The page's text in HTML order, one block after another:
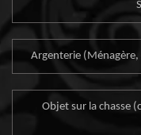
Argenterie
Objet sur la chasse